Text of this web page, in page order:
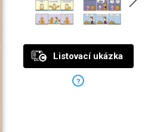
Listovací ukázka
?